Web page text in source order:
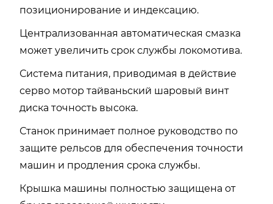
позиционирование и индексацию.
Централизованная автоматическая смазка
может увеличить срок службы локомотива.
Система питания, приводимая в действие
серво мотор тайваньский шаровый винт
диска точность высока.
Станок принимает полное руководство по
защите рельсов для обеспечения точности
машин и продления срока службы.
Крышка машины полностью защищена от